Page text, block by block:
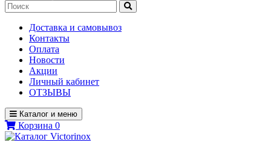
Доставка и самовывоз
Контакты
Оплата
Новости
Акции
Личный кабинет
ОТЗЫВЫ
Каталог и меню
Корзина 0